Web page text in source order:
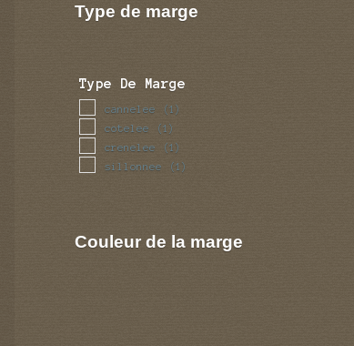
Type de marge
Type De Marge
cannelee (1)
cotelee (1)
crenelee (1)
sillonnee (1)
Couleur de la marge